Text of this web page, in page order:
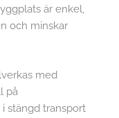
är enkel,
och minskar
med
på
stängd transport